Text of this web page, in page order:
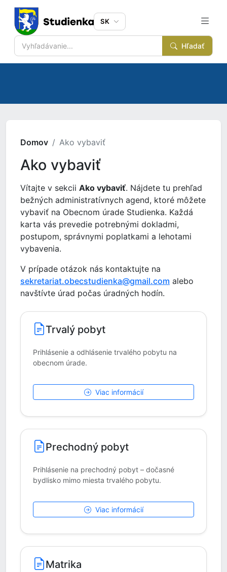
Hľadať
SK
Domov Ako vybaviť
Ako vybaviť
Vítajte v sekcii Ako vybaviť. Nájdete tu prehľad
bežných administratívnych agend, ktoré môžete
vybaviť na Obecnom úrade Studienka. Každá
karta vás prevedie potrebnými dokladmi,
postupom, správnymi poplatkami a lehotami
vybavenia.
V prípade otázok nás kontaktujte na
sekretariat.obecstudienka@gmail.com alebo
navštívte úrad počas úradných hodín.
Trvalý pobyt
Prihlásenie a odhlásenie trvalého pobytu na
obecnom úrade.
Viac informácií
Prechodný pobyt
Prihlásenie na prechodný pobyt – dočasné
bydlisko mimo miesta trvalého pobytu.
Viac informácií
Matrika